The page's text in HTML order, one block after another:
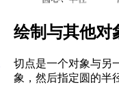
绘制与其他对
切点是一个对象与另
象，然后指定圆的半